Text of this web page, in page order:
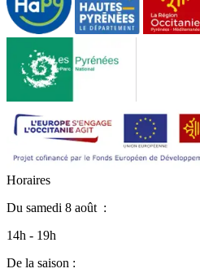
Horaires
Du samedi 8 août :
14h - 19h
De la saison :